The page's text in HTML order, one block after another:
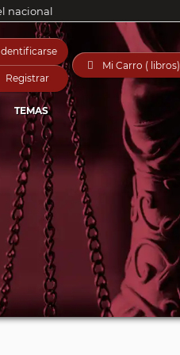
nacional
Registrar
 Mi Carro ( libros)
TEMAS